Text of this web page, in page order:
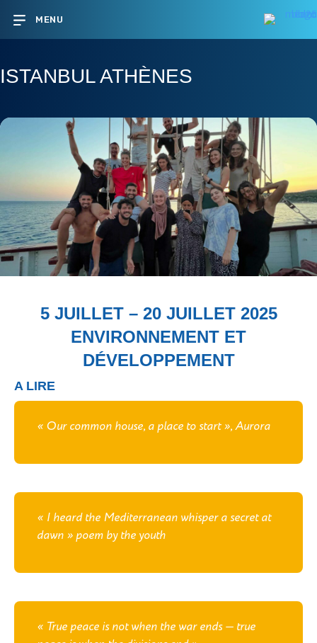
MENU
ISTANBUL ATHÈNES
5 JUILLET – 20 JUILLET 2025
ENVIRONNEMENT ET
DÉVELOPPEMENT
A LIRE
« Our common house, a place to start », Aurora
« I heard the Mediterranean whisper a secret at
dawn » poem by the youth
« True peace is not when the war ends — true